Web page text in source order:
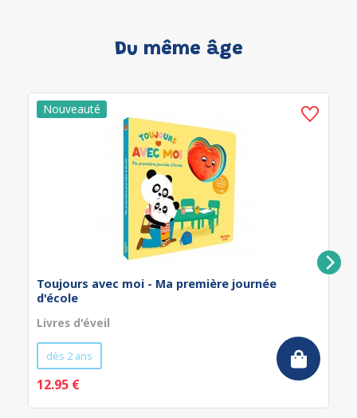
Du même âge
Toujours avec moi - Ma première journée
d'école
Livres d'éveil
dès 2 ans
12.95 €